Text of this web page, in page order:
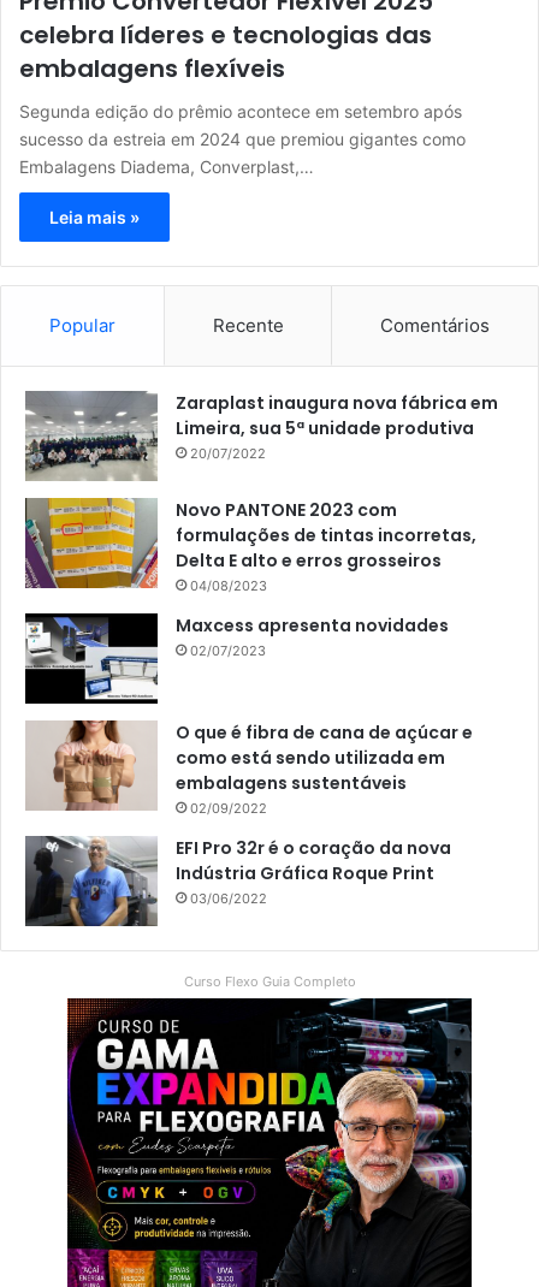
celebra líderes e tecnologias das
embalagens flexíveis
Segunda edição do prêmio acontece em setembro após
sucesso da estreia em 2024 que premiou gigantes como
Embalagens Diadema, Converplast,…
Leia mais »
Popular Recente Comentários
Zaraplast inaugura nova fábrica em
Limeira, sua 5ª unidade produtiva
20/07/2022
Novo PANTONE 2023 com
formulações de tintas incorretas,
Delta E alto e erros grosseiros
04/08/2023
Maxcess apresenta novidades
02/07/2023
O que é fibra de cana de açúcar e
como está sendo utilizada em
embalagens sustentáveis
02/09/2022
EFI Pro 32r é o coração da nova
Indústria Gráfica Roque Print
03/06/2022
Curso Flexo Guia Completo